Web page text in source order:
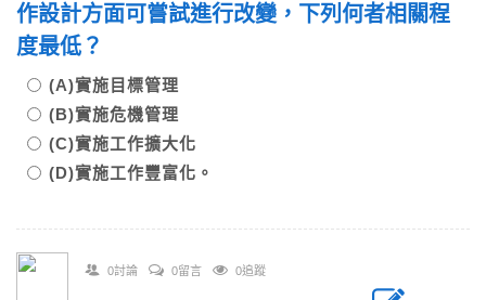
作設計方面可嘗試進行改變，下列何者相關程
度最低？
(A)實施目標管理
(B)實施危機管理
(C)實施工作擴大化
(D)實施工作豐富化。
0討論 0留言 0追蹤